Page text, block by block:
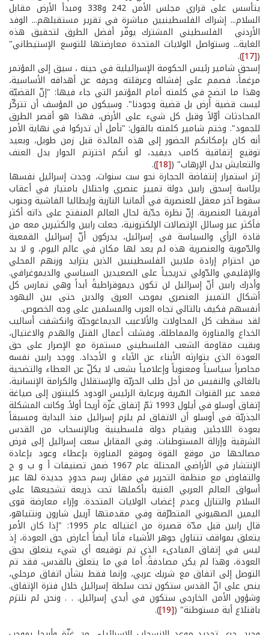
يتأسس على قراري مجلس الأمن 242 و338 ومبدأ الأرض مقابل
السلام... إشراك الفلسطينيين مباشرة في تقرير مستقبلهم... الوفد
الأردني ­ الفلسطيني المشترك يوفّر أفضل الطرق لتحقيق هذه
الغاية... وستواصل الولايات المتحدة معارضتها للتوسع الإستيطاني"
(
[17]
).
إسحق شامير رئيس الحكومة الإسرائيلية في حينه ، سيق إلى المؤتمر
مرغماً، فصمم على إفشاله وعرقلته وحرفه عن أهدافه الأساسية،
وهذا ما اتضح في كلمته أمام المؤتمر التي جاء فيها: "إنّ القضيّة
ليست قضية أرض بل قضية وجودنا". وسيكون من المؤسف أن تتركّز
المحادثات أوّلاً وقبل كل شيء على الأرض، فهذا هو أقصر الطرق
للجمود". وختم شامير كلمته بالقول: "نأمل أن تدركوا في نهاية الأمر
أنه كان بإمكانكم الحضور إلى هذه المائدة قبل زمن طويل، وبعيد
توقيع إتفاقية كامب ديفيد، لو أنكم اخترتم الحوار بدل العنف
والتعايش بدل الإرهاب" ([18]
).
إثر استمرار إنتفاضة الحجارة نحو ست سنوات، وجدت إسرائيل نفسها
برئاسة إسحق رابين دولة تمييز عنصري واحتلال بامتياز في أعقاب
سقوط آخر معقل للعنصرية في ألمانيا النازية وإيطاليا الفاشية وجنوب
أفريقيا العنصرية. إنّ نظرة جدّية لحال العالم المنفتح على ذاته أكثر
فأكثر عبر وسائل الإتصالات الإلكترونية، جعلت رابين والكثيرين معه من
قادة الرأي والسياسة في إسرائيل، يدركون أنّ إسرائيل القمعية
والدّموية والعنصرية هذه لم يعد لها مكان في عالم اليوم، و لا بد
من احترام إرادة ملايين الفلسطينيين الذين يتزايد وزنهم المحلي
والإقليمي والدّولي تدريجياً على الصعيدين السياسي والديموغرافي.
وأدرك رابين أنّ إسرائيل لن تكون ديموقراطيةً أبداً وهي تمارس كل
أشكال التمييز العنصري بموجب العرق والدين حتى بين اليهود
أنفسهم فكيف بالتالي تجاه العرب والمسلمين على وجه الخصوص.
لقد سقطت كل المحاولات والألاعيب الديماغوجيّة وانكشفت أساليب
الخداع والمناورة والمماطلة، وفشلت أعمال القتل والهدم والاغتيال،
وبقيت مقاومة الشعب الفلسطيني مستمرة مع الإصرار على حق
العودة الذي يتوارثه الأبناء عن الآباء و الأجداد. ووجد رابين نفسه
محاصراً سياسياً ومعنوياً وإعلامياً بشعب لا يكلّ عن العطاء والتضحية
بالغالي والنفيس من أجل طلب الحريّة والإستقلال والكرامة الإنسانية،
فعمد عبر القنوات السّرية وبرعاية الرئيس الودود كلينتون إلى صياغة
إتفاق أوسلو في أيلول 1993 ثمّ إتفاق غزّة أريحا أولاً. وكانت المشكلة
الجذريّة في أوسلو أن الاتفاق لم يلزم إسرائيل منذ البداية ومسبقاً
بعودة اللاجئين وبقيام دولة فلسطينية وبالإنسحاب من القدس
الشرقية وإزالة المستوطنات. وفي المقابل سعت إسرائيل إلى فرض
مصالحها من موقع القوة وموقع المناورة بإعطاء وعود بإعادة
الإنتشار في الأراضي المحتلة عام 1967 ضمن تصنيفات أ و ب و ج
والتفاوض مع منظمة التحرير في مقابل رسم حدودٍ جديدة لها عبر
أسواق العالم العربي الغنية بأكملها تحت ذريعة تشجيعها على
السلام والتنازل وعدم إغضاب الولايات المتحدة. وإزاء معارضة قوى
اليمين الصهيوني المتطرّفة وفي مقدمتها آرييل شارون ونتنياهو،
قال رابين قبل مدّة قصيرة من اغتياله عام 1995: "إذا كان الأمر
يتعلق بمواقف تتناول جوهر الأشياء فأنا أيضاً أعارض حق العودة، إذ
ليس في إتفاق المبادىء الذي تم توقيعه أي شيء يتعلق بحق
العودة، وهذا لم يكن مصادفةً. أما في ما يتعلق بالقدس، فقد تم
التوصل إلى اتفاق مع شريك عربي، وإنما فقط بشأن اتفاق مرحلي،
ينص على انّ القدس ستكون تحت سلطة إسرائيل خلال فترة الإتفاق.
وشؤون الأمن الخارجي ستكون في أيدي إسرائيل. . . ونحن لم نلتزم
باقتلاع أية مستوطنة" ([19]
).